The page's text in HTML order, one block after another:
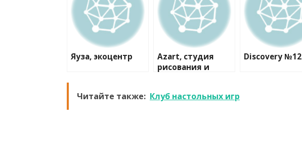
Яуза, экоцентр
Azart, студия
рисования и
Discovery №12
Читайте также: Клуб настольных игр